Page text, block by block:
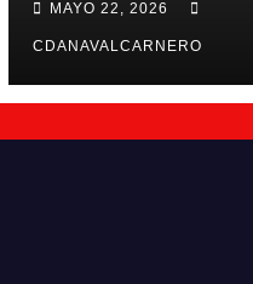
Navalcarnero
MAYO 22, 2026
CDANAVALCARNERO